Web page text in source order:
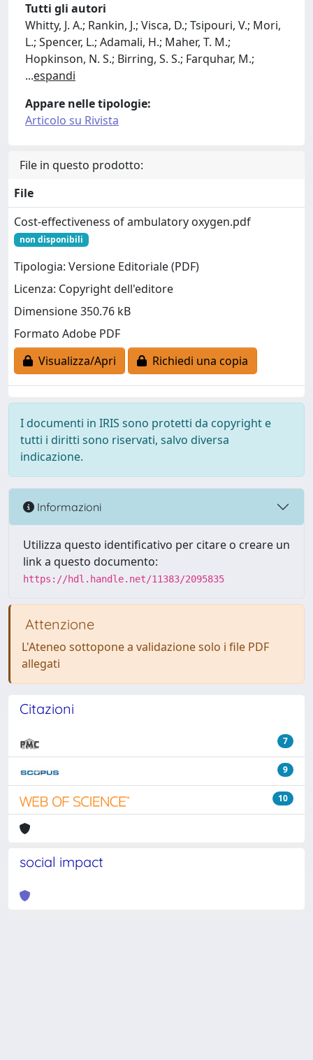
Tutti gli autori
Whitty, J. A.; Rankin, J.; Visca, D.; Tsipouri, V.; Mori,
L.; Spencer, L.; Adamali, H.; Maher, T. M.;
Hopkinson, N. S.; Birring, S. S.; Farquhar, M.;
...espandi
Appare nelle tipologie:
Articolo su Rivista
File in questo prodotto:
File
Cost-effectiveness of ambulatory oxygen.pdf
non disponibili
Tipologia: Versione Editoriale (PDF)
Licenza: Copyright dell'editore
Dimensione 350.76 kB
Formato Adobe PDF
Visualizza/Apri
Richiedi una copia
I documenti in IRIS sono protetti da copyright e
tutti i diritti sono riservati, salvo diversa
indicazione.
Informazioni
Utilizza questo identificativo per citare o creare un
link a questo documento:
https://hdl.handle.net/11383/2095835
Attenzione
L'Ateneo sottopone a validazione solo i file PDF
allegati
Citazioni
7
9
10
social impact